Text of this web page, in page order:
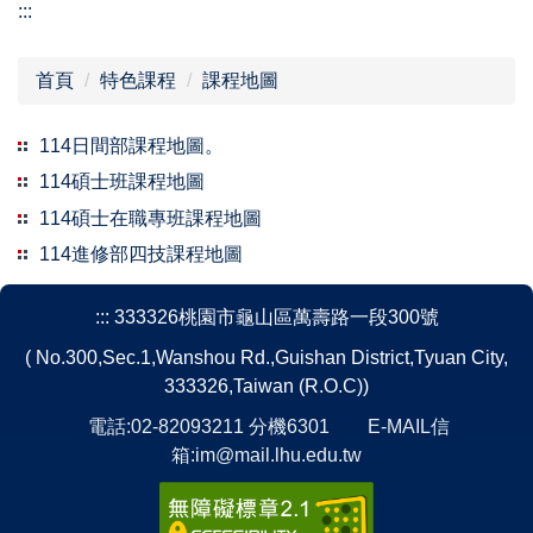
:::
首頁 特色課程 課程地圖
114日間部課程地圖。
114碩士班課程地圖
114碩士在職專班課程地圖
114進修部四技課程地圖
::: 333326桃園市龜山區萬壽路一段300號
( No.300,Sec.1,Wanshou Rd.,Guishan District,Tyuan City,
333326,Taiwan (R.O.C))
電話:02-82093211 分機6301 E-MAIL信
箱:im@mail.lhu.edu.tw